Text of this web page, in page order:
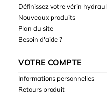
Définissez votre vérin
Nouveaux produits
Plan du site
Besoin d'aide ?
VOTRE COMPTE
Informations personnelles
Retours produit